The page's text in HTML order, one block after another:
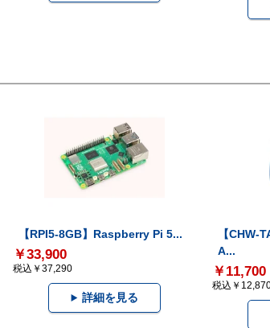
【RPI5-8GB】Raspberry Pi 5...
￥33,900
税込￥37,290
詳細を見る
【CHW-
A...
￥11,700
税込￥